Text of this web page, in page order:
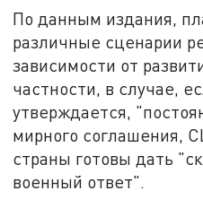
По данным издания,
различные сценарии
зависимости от
частности, в случае,
утверждается,
мирного соглашения,
страны готовы дать
военный ответ".